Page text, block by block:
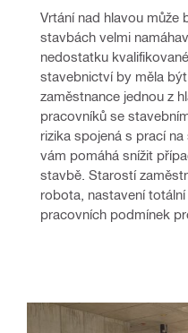
Vrtání nad hlavou může
stavbách velmi
nedostatku
stavebnictví by měla
zaměstnance jednou z
pracovníků se
rizika spojená s prací
vám pomáhá snížit
stavbě. Starostí
robota, nastavení
pracovních podmínek